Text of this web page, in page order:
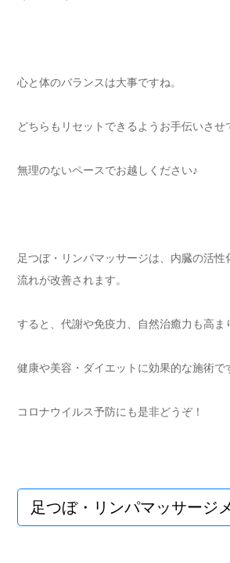
心と体のバランスは大事ですね。
どちらもリセットできるようお手伝いさせ
無理のないペースでお越しください♪
足つぼ・リンパマッサージは、内臓の活性
流れが改善されます。
すると、代謝や免疫力、自然治癒力も高ま
健康や美容・ダイエットに効果的な施術で
コロナウイルス予防にも是非どうぞ！
足つぼ・リンパマッサージ